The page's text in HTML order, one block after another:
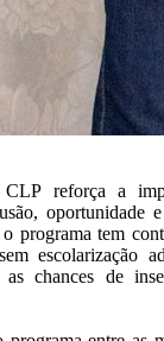
reforça a
oportunidade
programa tem
escolarização
chances de